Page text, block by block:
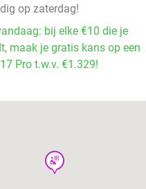
op zaterdag!
bij elke €10 die je
maak je gratis kans op een
Pro t.w.v. €1.329!
wellness